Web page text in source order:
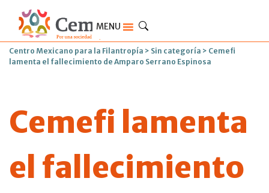
MENU
Centro Mexicano para la Filantropía > Sin categoría > Cemefi
lamenta el fallecimiento de Amparo Serrano Espinosa
Cemefi lamenta
el fallecimiento